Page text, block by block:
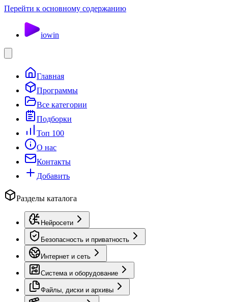
Перейти к основному содержанию
iowin
Главная
Программы
Все категории
Подборки
Топ 100
О нас
Контакты
Добавить
Разделы каталога
Нейросети
Безопасность и приватность
Интернет и сеть
Система и оборудование
Файлы, диски и архивы